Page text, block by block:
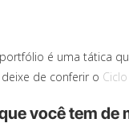
é uma tática
de conferir o
você tem de